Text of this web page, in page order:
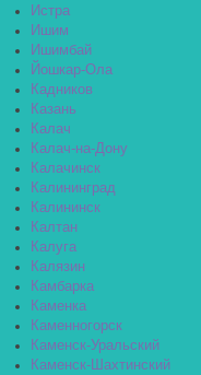
Истра
Ишим
Ишимбай
Йошкар-Ола
Кадников
Казань
Калач
Калач-на-Дону
Калачинск
Калининград
Калининск
Калтан
Калуга
Калязин
Камбарка
Каменка
Каменногорск
Каменск-Уральский
Каменск-Шахтинский